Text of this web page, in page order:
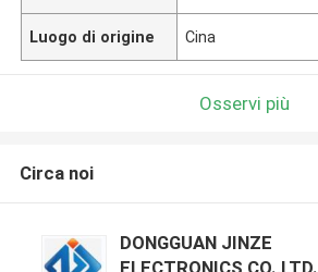
Luogo di origine Cina
Osservi più
Circa noi
DONGGUAN JINZE